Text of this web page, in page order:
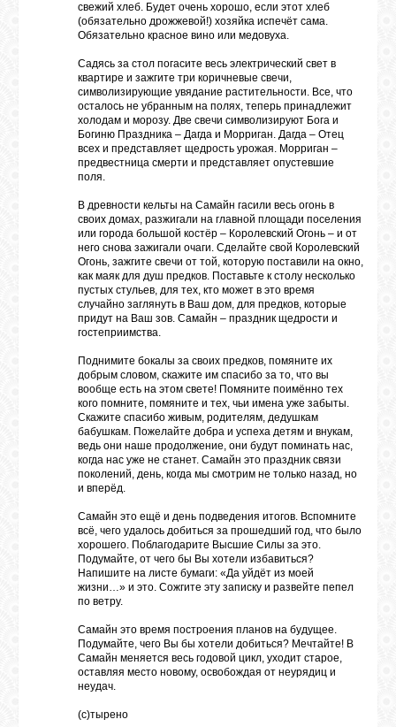
свежий хлеб. Будет очень хорошо, если этот хлеб
(обязательно дрожжевой!) хозяйка испечёт сама.
Обязательно красное вино или медовуха.
Садясь за стол погасите весь электрический свет в
квартире и зажгите три коричневые свечи,
символизирующие увядание растительности. Все, что
осталось не убранным на полях, теперь принадлежит
холодам и морозу. Две свечи символизируют Бога и
Богиню Праздника – Дагда и Морриган. Дагда – Отец
всех и представляет щедрость урожая. Морриган –
предвестница смерти и представляет опустевшие
поля.
В древности кельты на Самайн гасили весь огонь в
своих домах, разжигали на главной площади поселения
или города большой костёр – Королевский Огонь – и от
него снова зажигали очаги. Сделайте свой Королевский
Огонь, зажгите свечи от той, которую поставили на окно,
как маяк для душ предков. Поставьте к столу несколько
пустых стульев, для тех, кто может в это время
случайно заглянуть в Ваш дом, для предков, которые
придут на Ваш зов. Самайн – праздник щедрости и
гостеприимства.
Поднимите бокалы за своих предков, помяните их
добрым словом, скажите им спасибо за то, что вы
вообще есть на этом свете! Помяните поимённо тех
кого помните, помяните и тех, чьи имена уже забыты.
Скажите спасибо живым, родителям, дедушкам
бабушкам. Пожелайте добра и успеха детям и внукам,
ведь они наше продолжение, они будут поминать нас,
когда нас уже не станет. Самайн это праздник связи
поколений, день, когда мы смотрим не только назад, но
и вперёд.
Самайн это ещё и день подведения итогов. Вспомните
всё, чего удалось добиться за прошедший год, что было
хорошего. Поблагодарите Высшие Силы за это.
Подумайте, от чего бы Вы хотели избавиться?
Напишите на листе бумаги: «Да уйдёт из моей
жизни…» и это. Сожгите эту записку и развейте пепел
по ветру.
Самайн это время построения планов на будущее.
Подумайте, чего Вы бы хотели добиться? Мечтайте! В
Самайн меняется весь годовой цикл, уходит старое,
оставляя место новому, освобождая от неурядиц и
неудач.
(с)тырено